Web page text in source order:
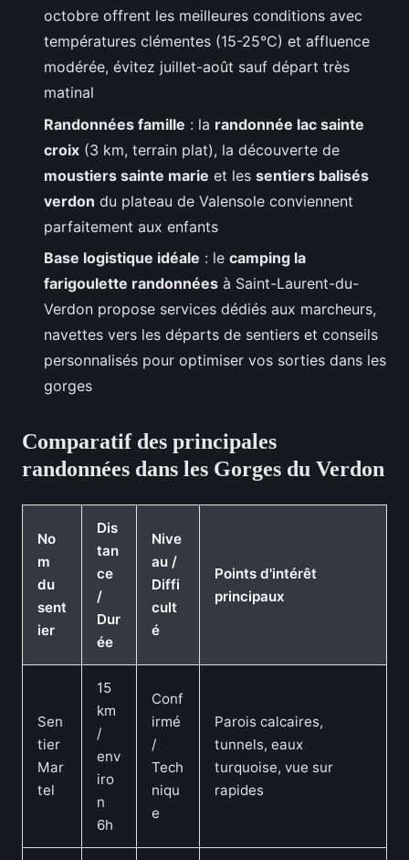
octobre offrent les meilleures conditions avec
températures clémentes (15-25°C) et affluence
modérée, évitez juillet-août sauf départ très
matinal
Randonnées famille : la randonnée lac sainte
croix (3 km, terrain plat), la découverte de
moustiers sainte marie et les sentiers balisés
verdon du plateau de Valensole conviennent
parfaitement aux enfants
Base logistique idéale : le camping la
farigoulette randonnées à Saint-Laurent-du-
Verdon propose services dédiés aux marcheurs,
navettes vers les départs de sentiers et conseils
personnalisés pour optimiser vos sorties dans les
gorges
Comparatif des principales
randonnées dans les Gorges du Verdon
No
m
du
sent
ier
Dis
tan
ce
/
Dur
ée
Nive
au /
Diffi
cult
é
Points d'intérêt
principaux
Sen
tier
Mar
tel
15
km
/
env
iro
n
6h
Conf
irmé
/
Tech
niqu
e
Parois calcaires,
tunnels, eaux
turquoise, vue sur
rapides